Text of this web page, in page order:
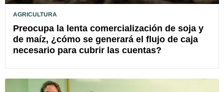
AGRICULTURA
Preocupa la lenta comercialización de soja y
de maíz, ¿cómo se generará el flujo de caja
necesario para cubrir las cuentas?